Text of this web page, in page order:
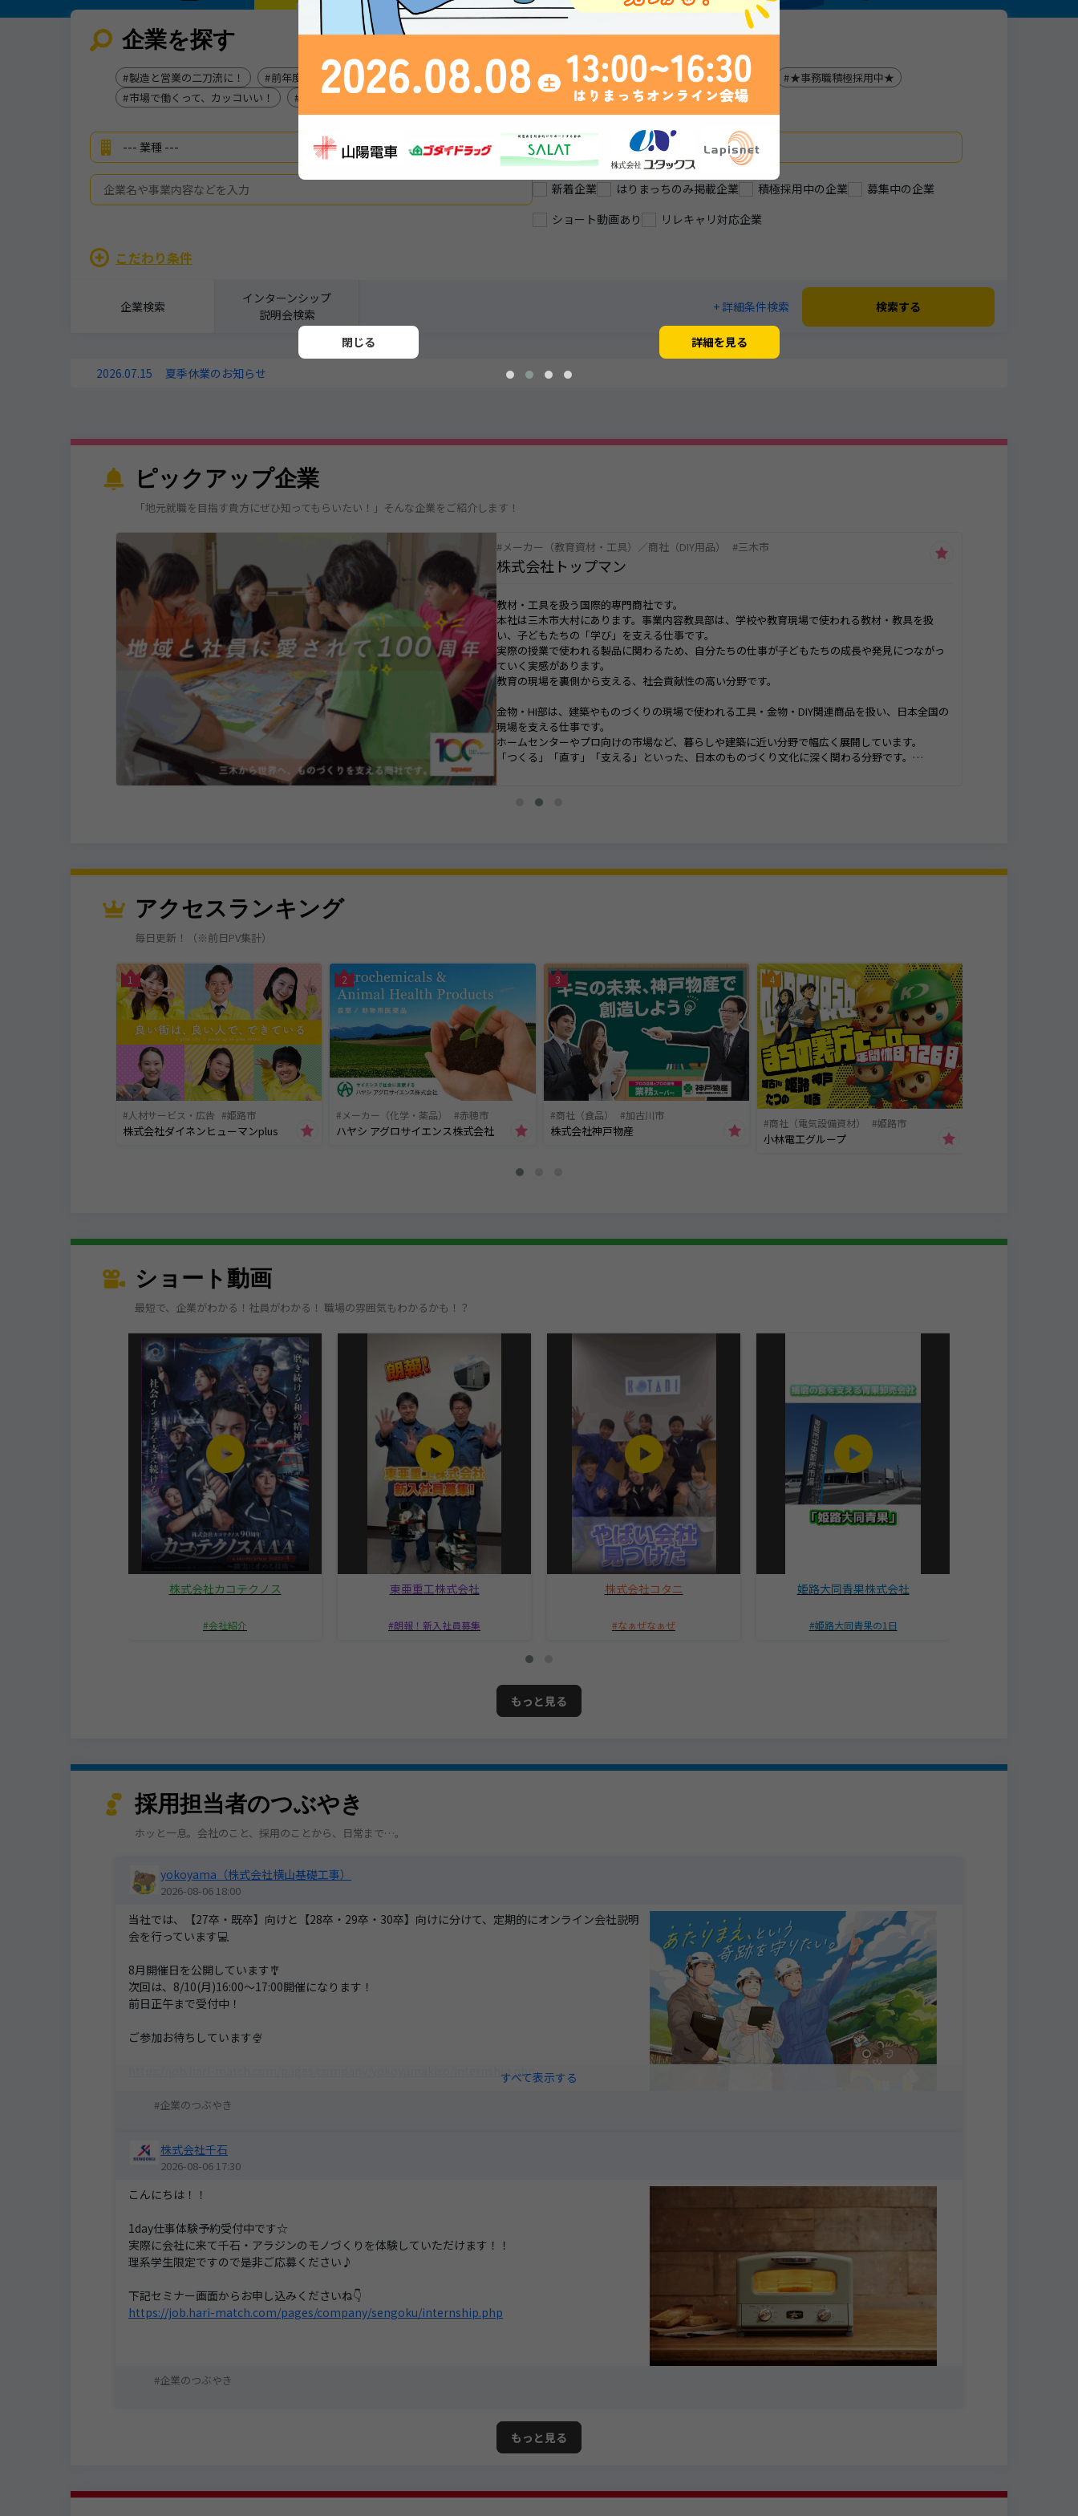
企業を探す
製造と営業の二刀流に！ 前年度賞与実積：5.2か月 ★インテリア×メーカー★ ＃リサイクル＃社員雰囲気良い 神戸
★事務職積極採用中★
市場で働くって、カッコいい！
ひと味違う地域貢献活動 世界の食を支えるものづくり サンテレビ出演企業！
新着企業 はりまっちのみ掲載企業 積極採用中の企業
募集中の企業
ショート動画あり
リレキャリ対応企業
こだわり条件
企業検索
インターンシップ
説明会検索
検索する
+ 詳細条件検索
2026.07.15 夏季休業のお知らせ
ピックアップ企業
「地元就職を目指す貴方にぜひ知ってもらいたい！」そんな企業をご紹介します！
メーカー（教育資材・工具）／商社（DIY用品） 三木市
株式会社トップマン
教材・工具を扱う国際的専門商社です。
本社は三木市大村にあります。事業内容教具部は、学校や教育現場で使われる教材・教具を扱
い、子どもたちの「学び」を支える仕事です。
実際の授業で使われる製品に関わるため、自分たちの仕事が子どもたちの成長や発見につながっ
ていく実感があります。
教育の現場を裏側から支える、社会貢献性の高い分野です。
金物・HI部は、建築やものづくりの現場で使われる工具・金物・DIY関連商品を扱い、日本全国の
現場を支える仕事です。
ホームセンターやプロ向けの市場など、暮らしや建築に近い分野で幅広く展開しています。
「つくる」「直す」「支える」といった、日本のものづくり文化に深く関わる分野です。
ができます。
アクセスランキング
毎日更新！（※前日PV集計）
1
人材サービス・広告 姫路市
株式会社ダイネンヒューマンplus
2
メーカー（化学・薬品） 赤穂市
ハヤシ アグロサイエンス株式会社
3
商社（食品） 加古川市
株式会社神戸物産
4
商社（電気設備資材） 姫路市
小林電工グループ
ショート動画
最短で、企業がわかる！社員がわかる！ 職場の雰囲気もわかるかも！？
株式会社カコテクノス
会社紹介
東亜重工株式会社
朗報！新入社員募集
株式会社コタニ
なぁぜなぁぜ
姫路大同青果株式会社
姫路大同青果の1日
もっと見る
採用担当者のつぶやき
ホッと一息。会社のこと、採用のことから、日常まで…。
yokoyama（株式会社横山基礎工事）
2026-08-06 18:00
当社では、【27卒・既卒】向けと【28卒・29卒・30卒】向けに分けて、定期的にオンライン会社説明
会を行っています💻
8月開催日を公開しています🎐
次回は、8/10(月)16:00～17:00開催になります！
前日正午まで受付中！
ご参加お待ちしています🍨
https://job.hari-match.com/pages/company/yokoyamakiso/internship.php
企業のつぶやき
株式会社千石
2026-08-06 17:30
こんにちは！！
1day仕事体験予約受付中です☆
実際に会社に来て千石・アラジンのモノづくりを体験していただけます！！
理系学生限定ですので是非ご応募ください♪
下記セミナー画面からお申し込みくださいね👇
https://job.hari-match.com/pages/company/sengoku/internship.php
企業のつぶやき
もっと見る
閉じる 詳細を見る